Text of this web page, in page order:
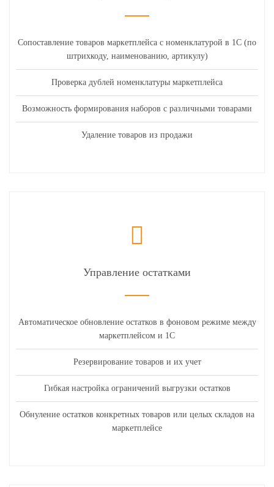
Сопоставление товаров маркетплейса с номенклатурой в 1С (по
штрихкоду, наименованию, артикулу)
Проверка дублей номенклатуры маркетплейса
Возможность формирования наборов с различными товарами
Удаление товаров из продажи
Управление остатками
Автоматическое обновление остатков в фоновом режиме между
маркетплейсом и 1С
Резервирование товаров и их учет
Гибкая настройка ограничений выгрузки остатков
Обнуление остатков конкретных товаров или целых складов на
маркетплейсе